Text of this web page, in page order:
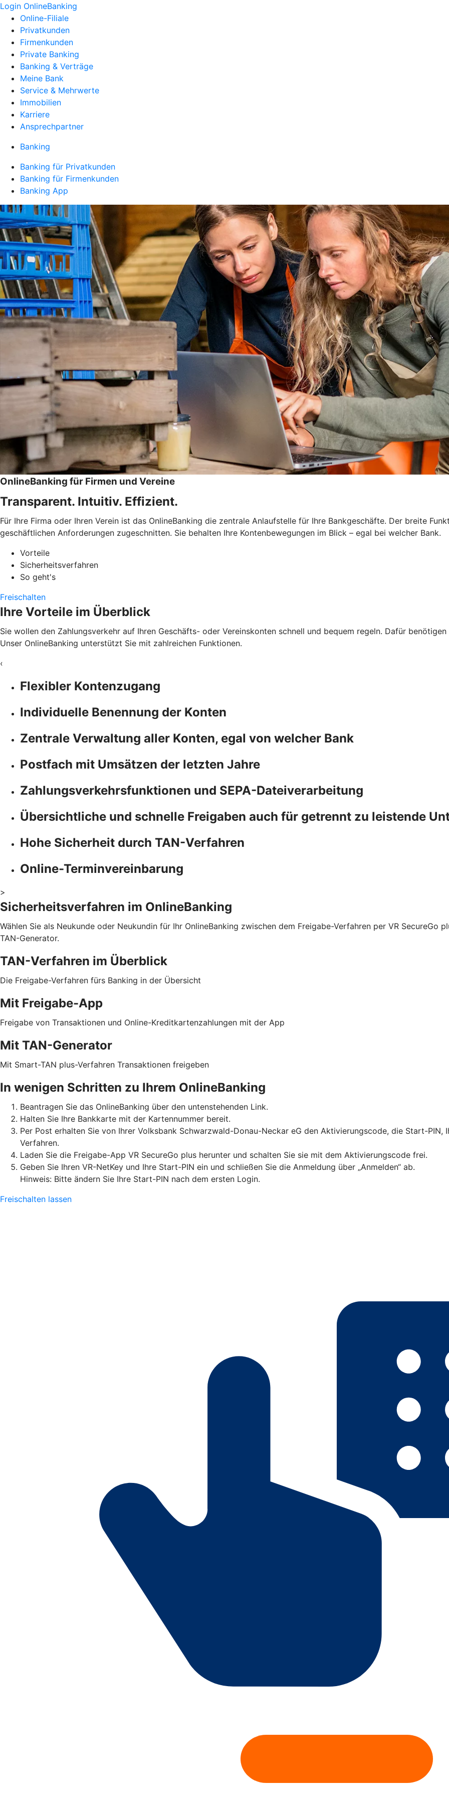
Login OnlineBanking
Online-Filiale
Privatkunden
Firmenkunden
Private Banking
Banking & Verträge
Meine Bank
Service & Mehrwerte
Immobilien
Karriere
Ansprechpartner
Banking
Banking für Privatkunden
Banking für Firmenkunden
Banking App
OnlineBanking für Firmen und Vereine
Transparent. Intuitiv. Effizient.
Für Ihre Firma oder Ihren Verein ist das OnlineBanking die zentrale Anlaufstelle für Ihre Bankgeschäfte. Der breite
geschäftlichen Anforderungen zugeschnitten. Sie behalten Ihre Kontenbewegungen im Blick – egal bei welcher Bank.
Vorteile
Sicherheitsverfahren
So geht's
Freischalten
Ihre Vorteile im Überblick
Sie wollen den Zahlungsverkehr auf Ihren Geschäfts- oder Vereinskonten schnell und bequem regeln. Dafür
Unser OnlineBanking unterstützt Sie mit zahlreichen Funktionen.
‹
Flexibler Kontenzugang
Individuelle Benennung der Konten
Zentrale Verwaltung aller Konten, egal von welcher Bank
Postfach mit Umsätzen der letzten Jahre
Zahlungsverkehrsfunktionen und SEPA-Dateiverarbeitung
Übersichtliche und schnelle Freigaben auch für getrennt zu leistende
Hohe Sicherheit durch TAN-Verfahren
Online-Terminvereinbarung
>
Sicherheitsverfahren im OnlineBanking
Wählen Sie als Neukunde oder Neukundin für Ihr OnlineBanking zwischen dem Freigabe-Verfahren per VR SecureGo
TAN-Generator.
TAN-Verfahren im Überblick
Die Freigabe-Verfahren fürs Banking in der Übersicht
Mit Freigabe-App
Freigabe von Transaktionen und Online-Kreditkartenzahlungen mit der App
Mit TAN-Generator
Mit Smart-TAN plus-Verfahren Transaktionen freigeben
In wenigen Schritten zu Ihrem OnlineBanking
Beantragen Sie das OnlineBanking über den untenstehenden Link.
Halten Sie Ihre Bankkarte mit der Kartennummer bereit.
Per Post erhalten Sie von Ihrer Volksbank Schwarzwald-Donau-Neckar eG den Aktivierungscode, die Start-PIN,
Verfahren.
Laden Sie die Freigabe-App VR SecureGo plus herunter und schalten Sie sie mit dem Aktivierungscode frei.
Geben Sie Ihren VR-NetKey und Ihre Start-PIN ein und schließen Sie die Anmeldung über „Anmelden“ ab.
Hinweis: Bitte ändern Sie Ihre Start-PIN nach dem ersten Login.
Freischalten lassen